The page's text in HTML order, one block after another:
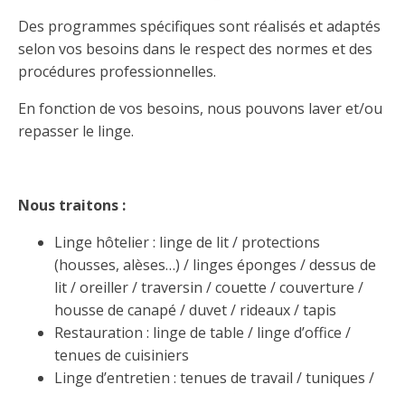
Des programmes spécifiques sont réalisés et adaptés
selon vos besoins dans le respect des normes et des
procédures professionnelles.
En fonction de vos besoins, nous pouvons laver et/ou
repasser le linge.
Nous traitons :
Linge hôtelier : linge de lit / protections
(housses, alèses…) / linges éponges / dessus de
lit / oreiller / traversin / couette / couverture /
housse de canapé / duvet / rideaux / tapis
Restauration : linge de table / linge d’office /
tenues de cuisiniers
Linge d’entretien : tenues de travail / tuniques /